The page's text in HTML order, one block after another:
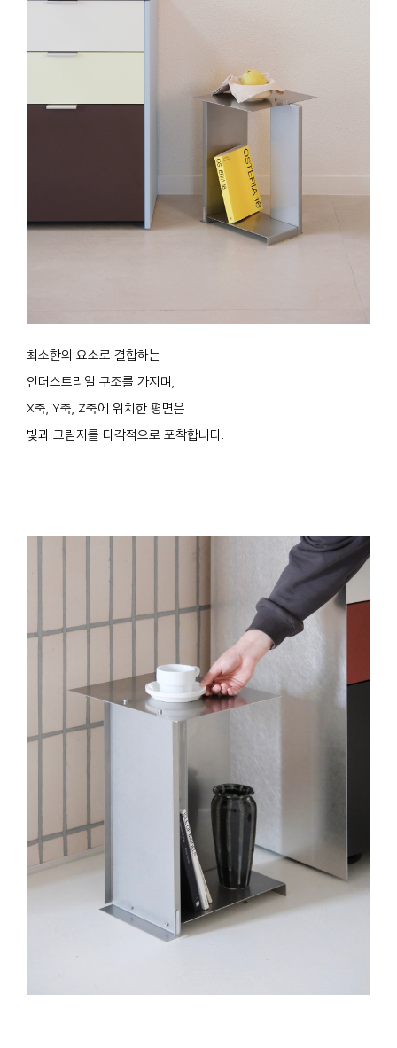
최소한의 요소로 결합하는
인더스트리얼 구조를 가지며,
X축, Y축, Z축에 위치한 평면은
빛과 그림자를 다각적으로 포착합니다.